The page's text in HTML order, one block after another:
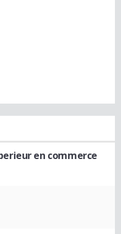
en commerce